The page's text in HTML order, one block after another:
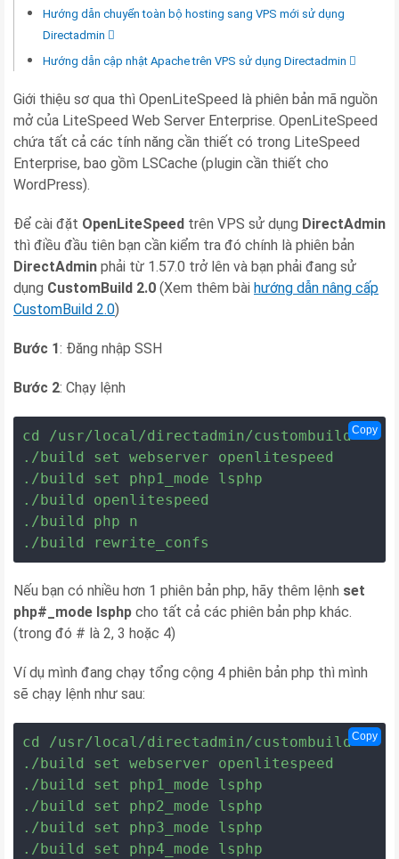
Hướng dẫn chuyển toàn bộ hosting sang VPS mới sử dụng
Directadmin
Hướng dẫn cập nhật Apache trên VPS sử dụng Directadmin
Giới thiệu sơ qua thì OpenLiteSpeed ​​là phiên bản mã nguồn
mở của LiteSpeed ​​Web Server Enterprise. OpenLiteSpeed ​​
chứa tất cả các tính năng cần thiết có trong LiteSpeed ​​
Enterprise, bao gồm LSCache (plugin cần thiết cho
WordPress).
Để cài đặt OpenLiteSpeed trên VPS sử dụng DirectAdmin
thì điều đầu tiên bạn cần kiểm tra đó chính là phiên bản
DirectAdmin phải từ 1.57.0 trở lên và bạn phải đang sử
dụng CustomBuild 2.0 (Xem thêm bài hướng dẫn nâng cấp
CustomBuild 2.0)
Bước 1: Đăng nhập SSH
Bước 2: Chạy lệnh
cd /usr/local/directadmin/custombuild
./build set webserver openlitespeed
./build set php1_mode lsphp
./build openlitespeed
./build php n
./build rewrite_confs
Copy
Nếu bạn có nhiều hơn 1 phiên bản php, hãy thêm lệnh set
php#_mode lsphp cho tất cả các phiên bản php khác.
(trong đó # là 2, 3 hoặc 4)
Ví dụ mình đang chạy tổng cộng 4 phiên bản php thì mình
sẽ chạy lệnh như sau:
cd /usr/local/directadmin/custombuild
./build set webserver openlitespeed
./build set php1_mode lsphp
./build set php2_mode lsphp
./build set php3_mode lsphp
./build set php4_mode lsphp
Copy